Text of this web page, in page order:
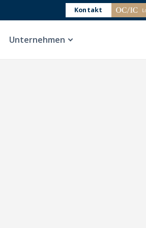
Kontakt
Unternehmen